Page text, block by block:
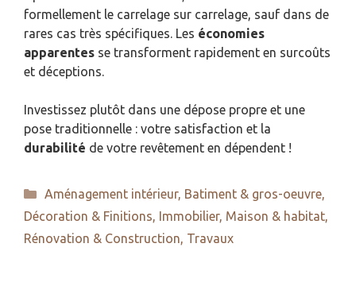
formellement le carrelage sur carrelage, sauf dans de
rares cas très spécifiques. Les économies
apparentes se transforment rapidement en surcoûts
et déceptions.
Investissez plutôt dans une dépose propre et une
pose traditionnelle : votre satisfaction et la
durabilité de votre revêtement en dépendent !
Catégories
Aménagement intérieur, Batiment & gros-oeuvre,
Décoration & Finitions Immobilier, Maison & habitat
Rénovation & Construction Travaux